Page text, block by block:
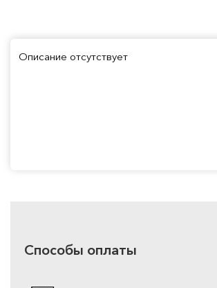
Описание отсутствует
Способы оплаты